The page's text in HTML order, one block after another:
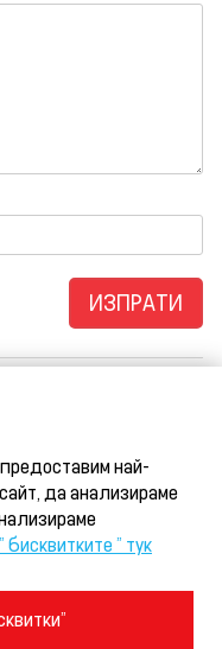
най-
да анализираме
" тук